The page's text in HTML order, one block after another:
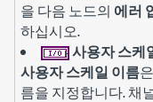
을 다음 노드의 에러
하십시오.
사용자 스케
사용자 스케일 이름
름을 지정합니다. 채